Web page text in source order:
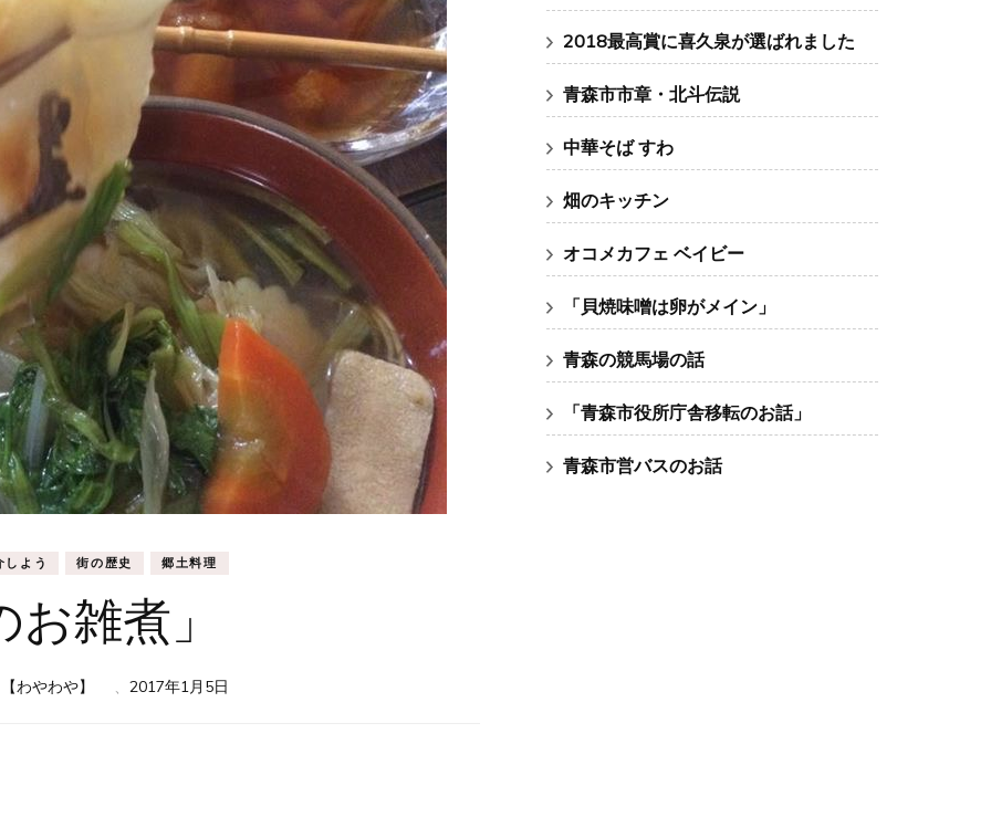
しよう 街の歴史 郷土料理
お雑煮」
わやわや】 、 2017年1月5日
2018最高賞に喜久泉が選ばれました
青森市市章・北斗伝説
中華そば すわ
畑のキッチン
オコメカフェ ベイビー
「貝焼味噌は卵がメイン」
青森の競馬場の話
「青森市役所庁舎移転のお話」
青森市営バスのお話